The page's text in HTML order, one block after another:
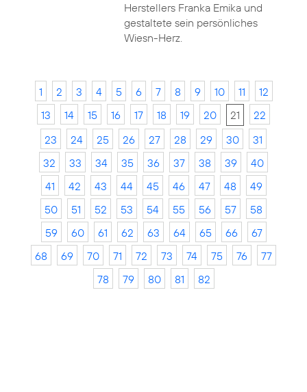
Herstellers Franka Emika und
gestaltete sein persönliches
Wiesn-Herz.
1 2 3 4 5 6 7 8 9 10 11
12
13
14 15 16 17 18 19 20 21
22
23
24 25 26 27 28 29 30
31
32
33 34 35 36 37 38 39
40
41
42 43 44 45 46 47 48
49
50
51 52 53 54 55 56 57
58
59
60 61 62 63 64 65 66
67
68
69 70 71 72 73 74 75 76
77
78
79 80 81 82